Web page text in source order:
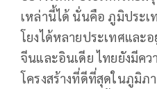
เหล่านี้ได้ นั่นคือ ภูมิประเ
โยงได้หลายประเทศและ
จีนและอินเดีย ไทยยังมีค
โครงสร้างที่ดีที่สุดในภูมิภ